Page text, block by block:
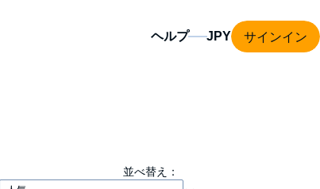
ヘルプ サインイン
並べ替え：